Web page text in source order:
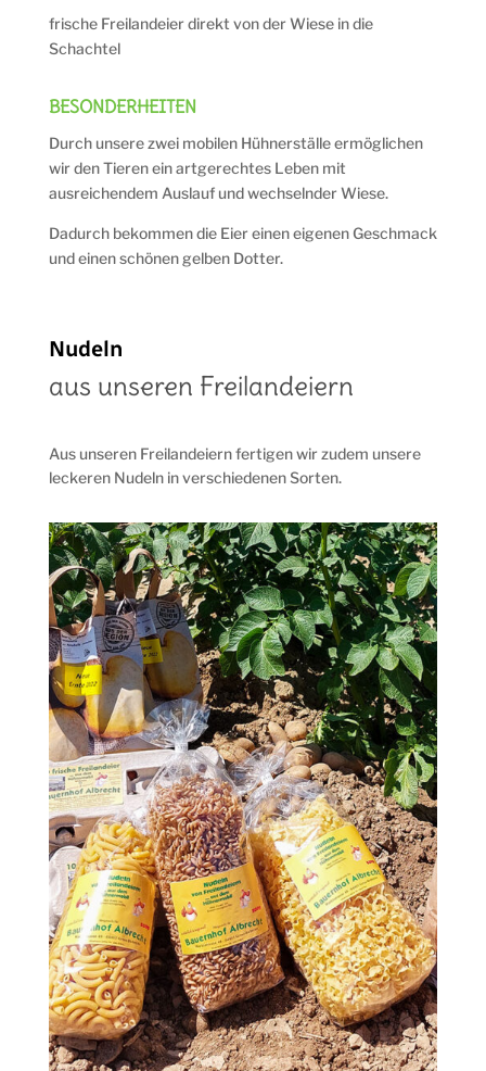
frische Freilandeier direkt von der Wiese in die
Schachtel
BESONDERHEITEN
Durch unsere zwei mobilen Hühnerställe ermöglichen
wir den Tieren ein artgerechtes Leben mit
ausreichendem Auslauf und wechselnder Wiese.
Dadurch bekommen die Eier einen eigenen Geschmack
und einen schönen gelben Dotter.
Nudeln
aus unseren Freilandeiern
Aus unseren Freilandeiern fertigen wir zudem unsere
leckeren Nudeln in verschiedenen Sorten.